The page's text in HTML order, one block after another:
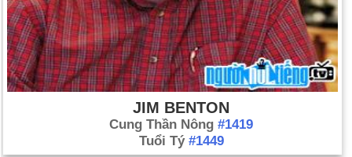
JIM BENTON
Cung Thần Nông #1419
Tuổi Tý #1449